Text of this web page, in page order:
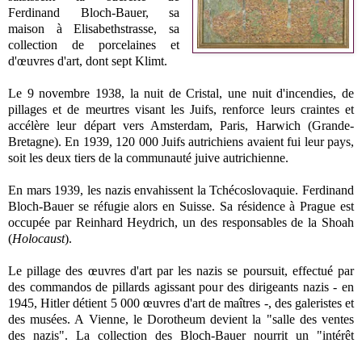
Ferdinand Bloch-Bauer, sa
maison à Elisabethstrasse, sa
collection de porcelaines et
d'œuvres d'art, dont sept Klimt.
Le 9 novembre 1938, la nuit de Cristal, une nuit d'incendies, de
pillages et de meurtres visant les Juifs, renforce leurs craintes et
accélère leur départ vers Amsterdam, Paris, Harwich (Grande-
Bretagne). En 1939, 120 000 Juifs autrichiens avaient fui leur pays,
soit les deux tiers de la communauté juive autrichienne.
En mars 1939, les nazis envahissent la Tchécoslovaquie. Ferdinand
Bloch-Bauer se réfugie alors en Suisse. Sa résidence à Prague est
occupée par Reinhard Heydrich, un des responsables dela Shoah
(Holocaust).
Le pillage des œuvres d'art par les nazis se poursuit, effectué par
des commandos de pillards agissant pour des dirigeants nazis - en
1945, Hitler détient 5 000 œuvres d'art de maîtres -, des galeristes et
des musées. A Vienne, le Dorotheum devient la "salle des ventes
des nazis". La collection des Bloch-Bauer nourrit un "intérêt